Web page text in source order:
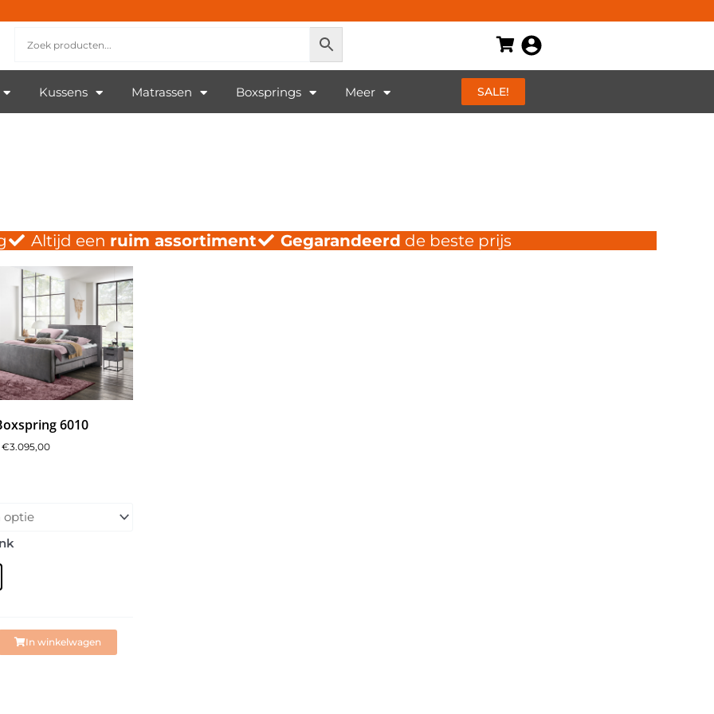
Kussens Matrassen Boxsprings Meer SALE!
Altijd een ruim assortiment Gegarandeerd de beste prijs
6010
€3.095,00
In winkelwagen